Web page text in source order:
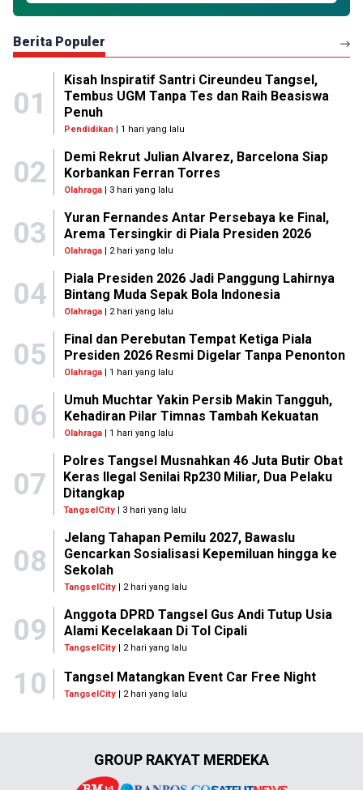
Berita Populer
01
Kisah Inspiratif Santri Cireundeu Tangsel,
Tembus UGM Tanpa Tes dan Raih Beasiswa
Penuh
Pendidikan | 1 hari yang lalu
02
Demi Rekrut Julian Alvarez, Barcelona Siap
Korbankan Ferran Torres
Olahraga| 3 hari yang lalu
03
Yuran Fernandes Antar Persebaya ke Final,
Arema Tersingkir di Piala Presiden 2026
Olahraga| 2 hari yang lalu
04
Piala Presiden 2026 Jadi Panggung Lahirnya
Bintang Muda Sepak Bola Indonesia
Olahraga| 2 hari yang lalu
05
Final dan Perebutan Tempat Ketiga Piala
Presiden 2026 Resmi Digelar Tanpa Penonton
Olahraga| 1 hari yang lalu
06
Umuh Muchtar Yakin Persib Makin Tangguh,
Kehadiran Pilar Timnas Tambah Kekuatan
Olahraga| 1 hari yang lalu
07
Polres Tangsel Musnahkan 46 Juta Butir Obat
Keras Ilegal Senilai Rp230 Miliar, Dua Pelaku
Ditangkap
TangselCity | 3 hari yang lalu
08
Jelang Tahapan Pemilu 2027, Bawaslu
Gencarkan Sosialisasi Kepemiluan hingga ke
Sekolah
TangselCity| 2 hari yang lalu
09
Anggota DPRD Tangsel Gus Andi Tutup Usia
Alami Kecelakaan Di Tol Cipali
TangselCity| 2 hari yang lalu
10 Tangsel Matangkan Event Car Free Night
TangselCity | 2 hari yang lalu
GROUP RAKYAT MERDEKA